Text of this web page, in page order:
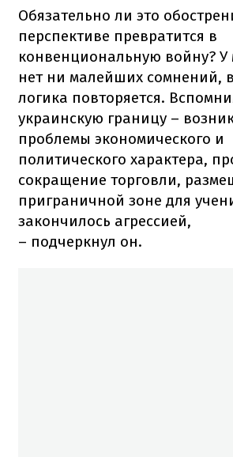
Обязательно ли это
перспективе превратится в
конвенциональную войну? У
нет ни малейших сомнений,
логика повторяется.
украинскую границу –
проблемы экономического и
политического характера,
сокращение торговли,
приграничной зоне для
закончилось агрессией,
– подчеркнул он.